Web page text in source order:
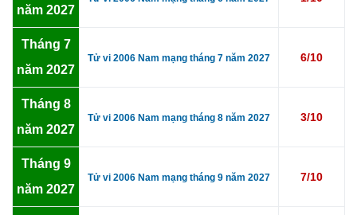
năm 2027
Tháng 7
năm 2027
Tử vi 2006 Nam mạng tháng 7 năm 2027 6/10
Tháng 8
năm 2027
Tử vi 2006 Nam mạng tháng 8 năm 2027 3/10
Tháng 9
năm 2027
Tử vi 2006 Nam mạng tháng 9 năm 2027 7/10